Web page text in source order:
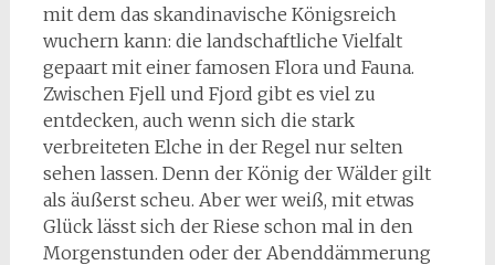
mit dem das skandinavische Königsreich
wuchern kann: die landschaftliche Vielfalt
gepaart mit einer famosen Flora und Fauna.
Zwischen Fjell und Fjord gibt es viel zu
entdecken, auch wenn sich die stark
verbreiteten Elche in der Regel nur selten
sehen lassen. Denn der König der Wälder gilt
als äußerst scheu. Aber wer weiß, mit etwas
Glück lässt sich der Riese schon mal in den
Morgenstunden oder der Abenddämmerung